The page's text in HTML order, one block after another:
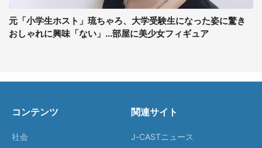
元「小学生ホスト」琉ちゃろ、大学受験生になった姿に驚き
おしゃれに興味「ない」...部屋に美少女フィギュア
コンテンツ
社会
関連サイト
J-CASTニュース